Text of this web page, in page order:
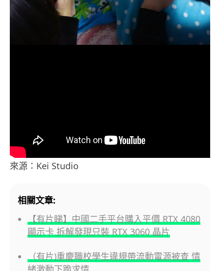
來源：Kei Studio
相關文章:
【有片睇】中國二手平台購入平價 RTX 4080
顯示卡 拆解發現只裝 RTX 3060 晶片
（有片)重慶職校學生違規帶流動電源被查 情